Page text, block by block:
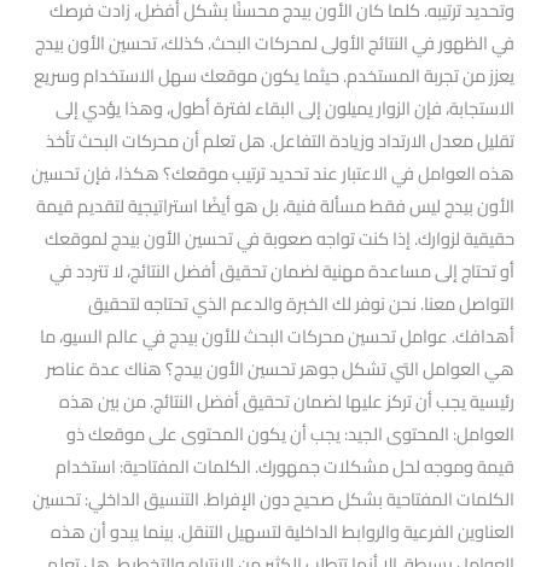
وتحديد ترتيبه. كلما كان الأون بيدج محسنًا بشكل أفضل، زادت فرصك
في الظهور في النتائج الأولى لمحركات البحث. كذلك، تحسين الأون بيدج
يعزز من تجربة المستخدم. حيثما يكون موقعك سهل الاستخدام وسريع
الاستجابة، فإن الزوار يميلون إلى البقاء لفترة أطول، وهذا يؤدي إلى
تقليل معدل الارتداد وزيادة التفاعل. هل تعلم أن محركات البحث تأخذ
هذه العوامل في الاعتبار عند تحديد ترتيب موقعك؟ هكذا، فإن تحسين
الأون بيدج ليس فقط مسألة فنية، بل هو أيضًا استراتيجية لتقديم قيمة
حقيقية لزوارك. إذا كنت تواجه صعوبة في تحسين الأون بيدج لموقعك
أو تحتاج إلى مساعدة مهنية لضمان تحقيق أفضل النتائج، لا تتردد في
التواصل معنا. نحن نوفر لك الخبرة والدعم الذي تحتاجه لتحقيق
أهدافك. عوامل تحسين محركات البحث للأون بيدج في عالم السيو، ما
هي العوامل التي تشكل جوهر تحسين الأون بيدج؟ هناك عدة عناصر
رئيسية يجب أن تركز عليها لضمان تحقيق أفضل النتائج. من بين هذه
العوامل: المحتوى الجيد: يجب أن يكون المحتوى على موقعك ذو
قيمة وموجه لحل مشكلات جمهورك. الكلمات المفتاحية: استخدام
الكلمات المفتاحية بشكل صحيح دون الإفراط. التنسيق الداخلي: تحسين
العناوين الفرعية والروابط الداخلية لتسهيل التنقل. بينما يبدو أن هذه